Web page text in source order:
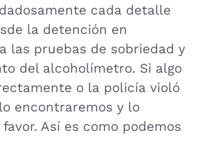
cada detalle
la detención en
las pruebas de sobriedad y
del alcoholímetro. Si algo
o la policía violó
encontraremos y lo
Así es como podemos